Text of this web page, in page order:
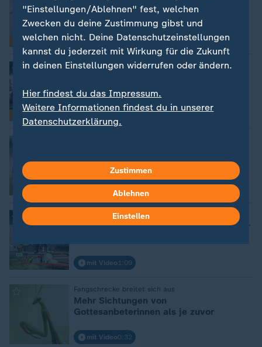
Liveblog
Iran-Krieg und Nahost-Konflikt: Alle
Nachrichten im Liveblog
Russland greift die Ukraine an
wieder heiß
mit Video 3:56
Stall geht in Flammen auf
Brand auf bayerischem Bauernhof: Mehr
mit Video 1:09
Fangschrecke breitet sich aus
Mehr Sichtungen von
Gottesanbeterinnen als je zuvor
mit Video0:32
"Einstellungen/Ablehnen" fest, welchen
Zwecken du deine Zustimmung gibst und
welchen nicht. Deine Datenschutzeinstellungen
kannst du jederzeit mit Wirkung für die Zukunft
in deinen Einstellungen widerrufen oder ändern.
Hier findest du das Impressum.
Weitere Informationen findest du in unserer
Datenschutzerklärung.
Zustimmen
Ablehnen
Einstellen